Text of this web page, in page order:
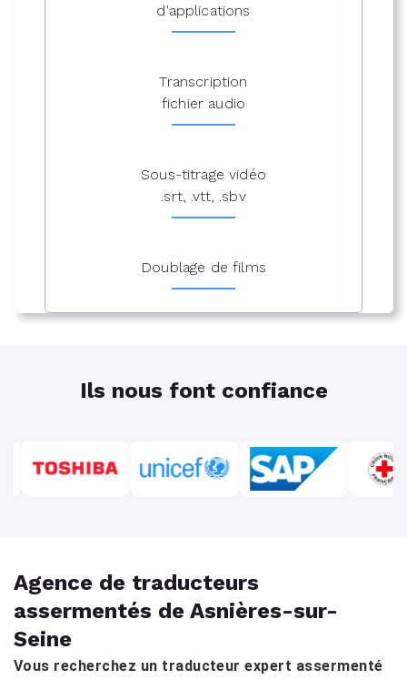
d'applications
Transcription
fichier audio
Sous-titrage vidéo
.srt, .vtt, .sbv
Doublage de films
Ils nous font confiance
Agence de traducteurs
assermentés de Asnières-sur-
Seine
Vous recherchez un traducteur expert assermenté